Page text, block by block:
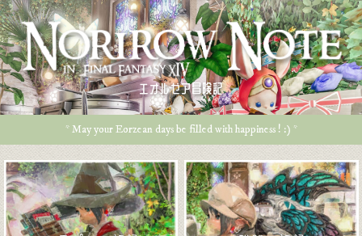
エオルゼア冒険記
* May your Eorzean days be filled with happiness ! :) *